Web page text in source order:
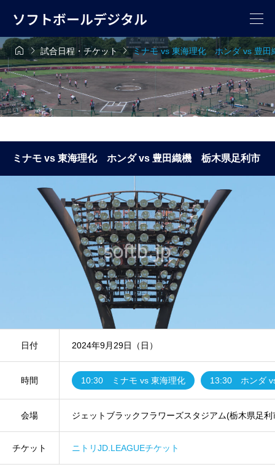
ソフトボールデジタル
 試合日程・チケットミナモ vs 東海理化 ホンダ vs 豊
ミナモ vs 東海理化 ホンダ vs 豊田織機 栃木県足利市
日付 2024年9月29日（日）
時間 10:30 ミナモ vs 東海理化 13:30 ホンダ
会場 ジェットブラックフラワーズスタジアム(栃木県足利
チケット ニトリJD.LEAGUEチケット